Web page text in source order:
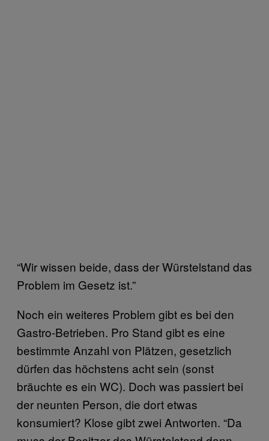
“Wir wissen beide, dass der Würstelstand das
Problem im Gesetz ist.”
Noch ein weiteres Problem gibt es bei den
Gastro-Betrieben. Pro Stand gibt es eine
bestimmte Anzahl von Plätzen, gesetzlich
dürfen das höchstens acht sein (sonst
bräuchte es ein WC). Doch was passiert bei
der neunten Person, die dort etwas
konsumiert? Klose gibt zwei Antworten. “Da